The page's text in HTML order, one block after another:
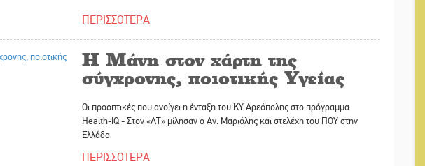
ΠΕΡΙΣΣΟΤΕΡΑ
Η Μάνη στον χάρτη της
σύγχρονης, ποιοτικής Υγείας
Οι προοπτικές που ανοίγει η ένταξη του ΚΥ Αρεόπολης στο πρόγραμμα
Health-IQ - Στον «ΛΤ» μίλησαν ο Αν. Μαριόλης και στελέχη του ΠΟΥ στην
Ελλάδα
ΠΕΡΙΣΣΟΤΕΡΑ